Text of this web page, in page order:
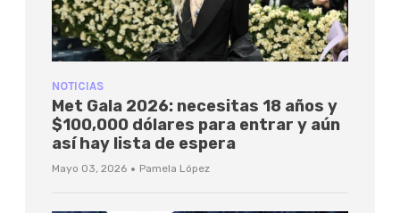
NOTICIAS
Met Gala 2026: necesitas 18 años y
$100,000 dólares para entrar y aún
así hay lista de espera
Mayo 03, 2026 · Pamela López